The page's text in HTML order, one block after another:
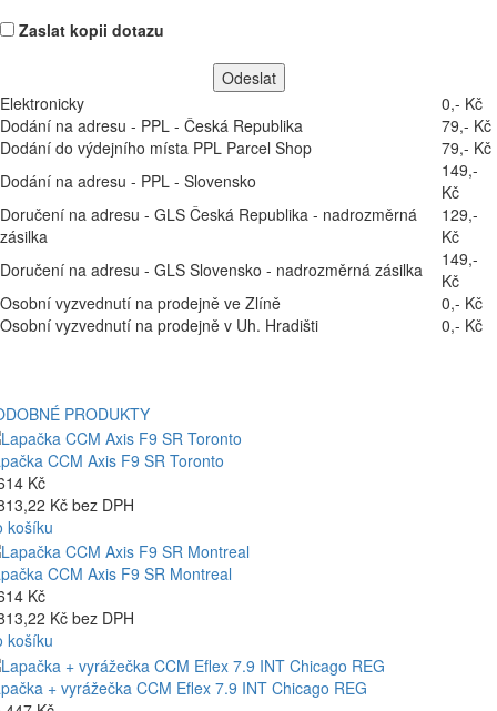
Zaslat kopii dotazu
Elektronicky
0,- Kč
Dodání na adresu - PPL - Česká Republika
79,- Kč
Dodání do výdejního místa PPL Parcel Shop
79,- Kč
Dodání na adresu - PPL - Slovensko
149,-
Kč
Doručení na adresu - GLS Česká Republika - nadrozměrná
zásilka
129,-
Kč
Doručení na adresu - GLS Slovensko - nadrozměrná zásilka
149,-
Kč
Osobní vyzvednutí na prodejně ve Zlíně
0,- Kč
Osobní vyzvednutí na prodejně v Uh. Hradišti
0,- Kč
PRODUKTY
CCM Axis F9 SR Toronto
Kč
Kč bez DPH
košíku
CCM Axis F9 SR Montreal
Kč
Kč bez DPH
košíku
+ vyrážečka CCM Eflex 7.9 INT Chicago REG